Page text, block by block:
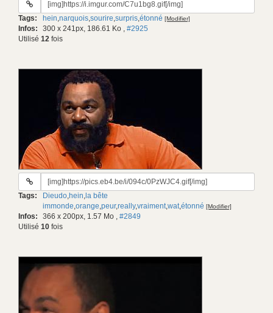
gif:
Tags: hein,narquois,sourire,surpris,étonné [Modifier]
Infos: 300 x 241px, 186.61 Ko , #2925
Utilisé 12 fois
URL
gif:
Tags: Dieudo,hein, la bête
immonde,orange,peur,really,vraiment,wat,étonné [Modifier]
Infos: 366 x 200px, 1.57 Mo , #2849
Utilisé 10 fois